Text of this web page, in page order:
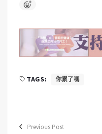
TAGS: 你累了嗎
Previous Post